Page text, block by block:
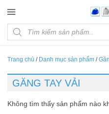
Products search
Trang chủ / Danh mục sản phẩm /
GĂNG TAY VẢI
Không tìm thấy sản phẩm nào